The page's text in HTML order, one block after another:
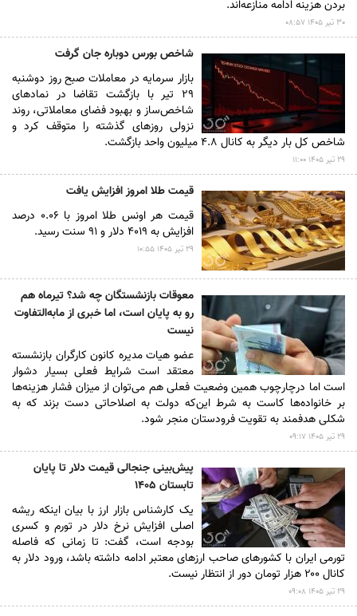
بردن هزینه ادامه منازعه‌اند.
۳۰ تير ۱۴۰۵ ۰۸:۵۷
شاخص بورس دوباره جان گرفت
بازار سرمایه در معاملات صبح روز دوشنبه
۲۹ تیر با بازگشت تقاضا در نمادهای
شاخص‌ساز و بهبود فضای معاملاتی، روند
نزولی روزهای گذشته را متوقف کرد و
شاخص کل بار دیگر به کانال ۴.۸ میلیون واحد بازگشت.
۲۹ تير ۱۴۰۵ ۱۱:۰۰
قیمت طلا امروز افزایش یافت
قیمت هر اونس طلا امروز با ۰.۰۶ درصد
افزایش به ۴۰۱۹ دلار و ۹۱ سنت رسید.
۲۹ تير ۱۴۰۵ ۱۰:۵۵
معوقات بازنشستگان چه شد؟ تیرماه هم
رو به پایان است، اما خبری از مابه‌التفاوت
نیست
عضو هیات مدیره کانون کارگران بازنشسته
معتقد است شرایط فعلی بسیار دشوار
است اما درچارچوب همین وضعیت فعلی هم می‌توان از میزان فشار هزینه‌ها
بر خانواده‌ها کاست به شرط این‌که دولت به اصلاحاتی دست بزند که به
شکلی هدفمند به تقویت فرودستان منجر شود.
۲۹ تير ۱۴۰۵ ۰۹:۱۷
پیش‌بینی جنجالی قیمت دلار تا پایان
تابستان ۱۴۰۵
یک کارشناس بازار ارز با بیان اینکه ریشه
اصلی افزایش نرخ دلار در تورم و کسری
بودجه است، گفت: تا زمانی که فاصله
تورمی ایران با کشورهای صاحب ارزهای معتبر ادامه داشته باشد، ورود دلار به
کانال ۲۰۰ هزار تومان دور از انتظار نیست.
۲۹ تير ۱۴۰۵ ۰۹:۰۸